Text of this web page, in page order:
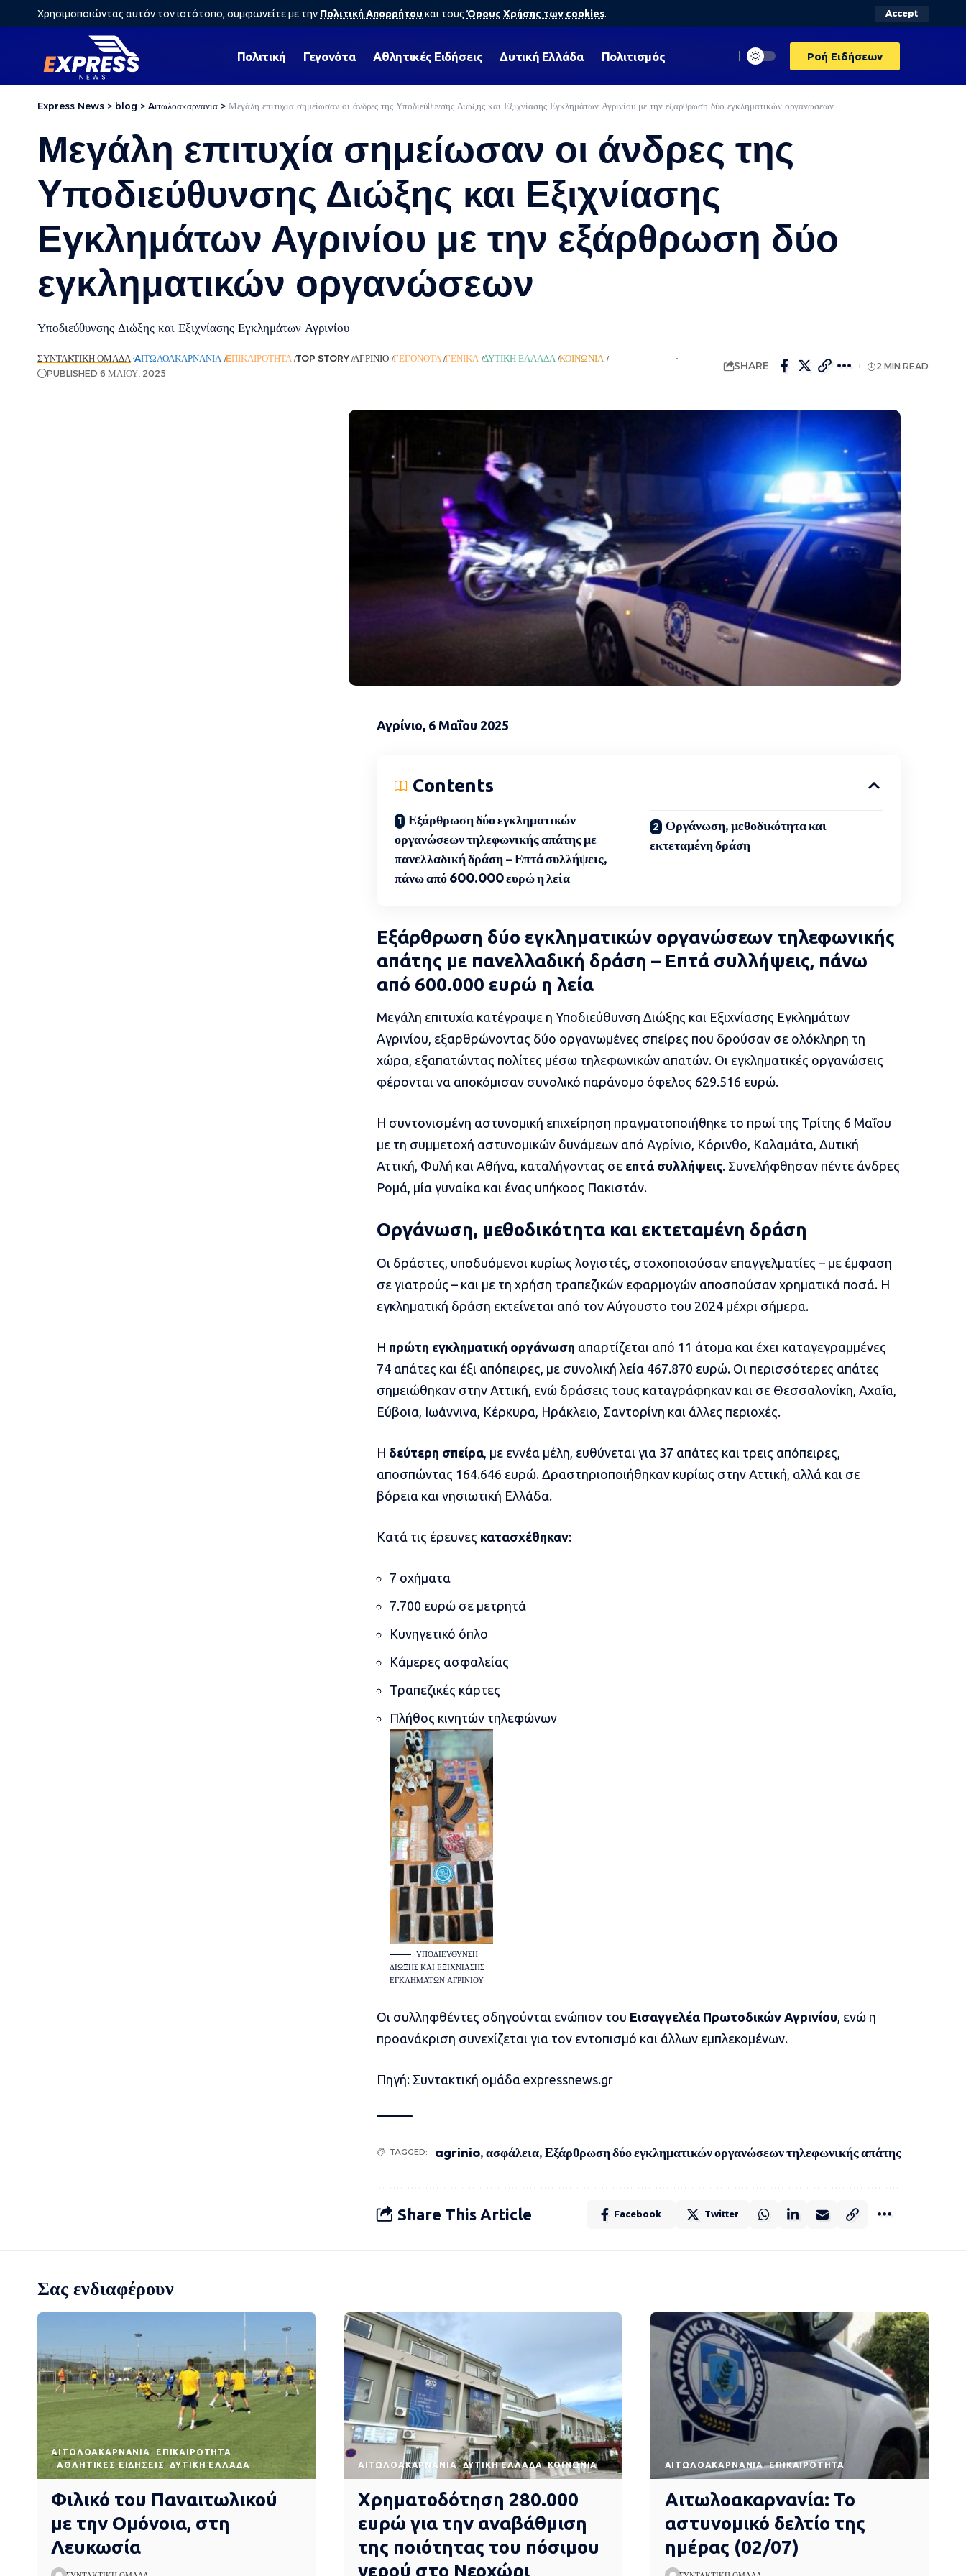
Χρησιμοποιώντας αυτόν τον ιστότοπο, συμφωνείτε με την Πολιτική Απορρήτου και τους Όρους Χρήσης των cookies. Accept
Πολιτική Γεγονότα Αθλητικές Ειδήσεις Δυτική Ελλάδα Πολιτισμός Ροή Ειδήσεων
Express News > blog > Aιτωλοακαρνανία > Μεγάλη επιτυχία σημείωσαν οι άνδρες της Υποδιεύθυνσης Διώξης και Εξιχνίασης Εγκλημάτων Αγρινίου με την εξάρθρωση δύο εγκληματικών οργανώσεων
Μεγάλη επιτυχία σημείωσαν οι άνδρες της
Υποδιεύθυνσης Διώξης και Εξιχνίασης
Εγκλημάτων Αγρινίου με την εξάρθρωση δύο
εγκληματικών οργανώσεων
Υποδιεύθυνσης Διώξης και Εξιχνίασης Εγκλημάτων Αγρινίου
ΣΥΝΤΑΚΤΙΚΉ ΟΜΆΔΑ AΙΤΩΛΟΑΚΑΡΝΑΝΊΑ EΠΙΚΑΙΡΌΤΗΤΑ TOP STORY ΑΓΡΊΝΙΟ ΓΕΓΟΝΌΤΑ ΓΕΝΙΚΆ ΔΥΤΙΚΉ ΕΛΛΆΔΑ ΚΟΙΝΩΝΊΑ ΡΟΉ ΕΙΔΉΣΕΩΝ
PUBLISHED 6 ΜΑΪ́ΟΥ, 2025
SHARE 2 MIN READ
Αγρίνιο, 6 Μαΐου 2025
Contents
Εξάρθρωση δύο εγκληματικών
οργανώσεων τηλεφωνικής απάτης με
πανελλαδική δράση – Επτά συλλήψεις,
πάνω από 600.000 ευρώ η λεία
Οργάνωση, μεθοδικότητα και
εκτεταμένη δράση
Εξάρθρωση δύο εγκληματικών οργανώσεων τηλεφωνικής
απάτης με πανελλαδική δράση – Επτά συλλήψεις, πάνω
από 600.000 ευρώ η λεία
Μεγάλη επιτυχία κατέγραψε η Υποδιεύθυνση Διώξης και Εξιχνίασης Εγκλημάτων
Αγρινίου, εξαρθρώνοντας δύο οργανωμένες σπείρες που δρούσαν σε ολόκληρη τη
χώρα, εξαπατώντας πολίτες μέσω τηλεφωνικών απατών. Οι εγκληματικές οργανώσεις
φέρονται να αποκόμισαν συνολικό παράνομο όφελος 629.516 ευρώ.
Η συντονισμένη αστυνομική επιχείρηση πραγματοποιήθηκε το πρωί της Τρίτης 6 Μαΐου
με τη συμμετοχή αστυνομικών δυνάμεων από Αγρίνιο, Κόρινθο, Καλαμάτα, Δυτική
Αττική, Φυλή και Αθήνα, καταλήγοντας σε επτά συλλήψεις. Συνελήφθησαν πέντε άνδρες
Ρομά, μία γυναίκα και ένας υπήκοος Πακιστάν.
Οργάνωση, μεθοδικότητα και εκτεταμένη δράση
Οι δράστες, υποδυόμενοι κυρίως λογιστές, στοχοποιούσαν επαγγελματίες – με έμφαση
σε γιατρούς – και με τη χρήση τραπεζικών εφαρμογών αποσπούσαν χρηματικά ποσά. Η
εγκληματική δράση εκτείνεται από τον Αύγουστο του 2024 μέχρι σήμερα.
Η πρώτη εγκληματική οργάνωση απαρτίζεται από 11 άτομα και έχει καταγεγραμμένες
74 απάτες και έξι απόπειρες, με συνολική λεία 467.870 ευρώ. Οι περισσότερες απάτες
σημειώθηκαν στην Αττική, ενώ δράσεις τους καταγράφηκαν και σε Θεσσαλονίκη, Αχαΐα,
Εύβοια, Ιωάννινα, Κέρκυρα, Ηράκλειο, Σαντορίνη και άλλες περιοχές.
Η δεύτερη σπείρα, με εννέα μέλη, ευθύνεται για 37 απάτες και τρεις απόπειρες,
αποσπώντας 164.646 ευρώ. Δραστηριοποιήθηκαν κυρίως στην Αττική, αλλά και σε
βόρεια και νησιωτική Ελλάδα.
Κατά τις έρευνες κατασχέθηκαν:
7 οχήματα
7.700 ευρώ σε μετρητά
Κυνηγετικό όπλο
Κάμερες ασφαλείας
Τραπεζικές κάρτες
Πλήθος κινητών τηλεφώνων
ΥΠΟΔΙΕΎΘΥΝΣΗ
ΔΙΏΞΗΣ ΚΑΙ ΕΞΙΧΝΊΑΣΗΣ
ΕΓΚΛΗΜΆΤΩΝ ΑΓΡΙΝΊΟΥ
Οι συλληφθέντες οδηγούνται ενώπιον του Εισαγγελέα Πρωτοδικών Αγρινίου , ενώ η
προανάκριση συνεχίζεται για τον εντοπισμό και άλλων εμπλεκομένων.
Πηγή: Συντακτική ομάδα expressnews.gr
TAGGED: agrinio,ασφάλεια,Εξάρθρωση δύο εγκληματικών οργανώσεων τηλεφωνικής απάτης
Share This Article Facebook Twitter
Σας ενδιαφέρουν
AΙΤΩΛΟΑΚΑΡΝΑΝΊΑ
EΠΙΚΑΙΡΌΤΗΤΑ
ΑΘΛΗΤΙΚΈΣ ΕΙΔΉΣΕΙΣ
ΔΥΤΙΚΉ ΕΛΛΆΔΑ
Φιλικό του Παναιτωλικού
με την Ομόνοια, στη
Λευκωσία
AΙΤΩΛΟΑΚΑΡΝΑΝΊΑ ΔΥΤΙΚΉ ΕΛΛΆΔΑ ΚΟΙΝΩΝΊΑ
Χρηματοδότηση 280.000
ευρώ για την αναβάθμιση
της ποιότητας του πόσιμου
νερού στο Νεοχώρι
AΙΤΩΛΟΑΚΑΡΝΑΝΊΑ EΠΙΚΑΙΡΌΤΗΤΑ
Αιτωλοακαρνανία: Το
αστυνομικό δελτίο της
ημέρας (02/07)